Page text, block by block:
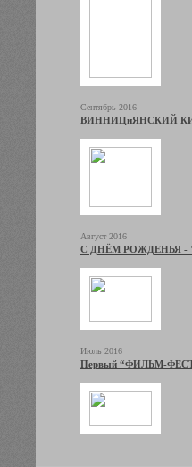
Сентябрь 2016
ВИННИЦиЯНСКИЙ
Август 2016
С ДНЁМ РОЖДЕНЬЯ
Июль 2016
Первый “ФИЛЬМ-